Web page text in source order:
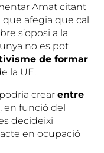
Amat citant
que afegia que cal
s’oposi a la
no es pot
de formar
la UE.
crearentre
, en funció del
decideixi
en ocupació